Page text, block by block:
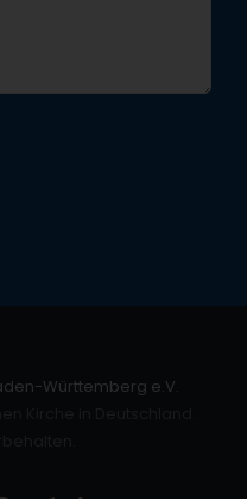
Württemberg e.V.